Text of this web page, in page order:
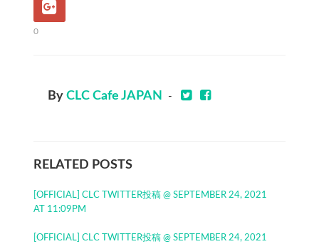
0
By CLC Cafe JAPAN -
RELATED POSTS
[OFFICIAL] CLC TWITTER投稿 @ SEPTEMBER 24, 2021
AT 11:09PM
[OFFICIAL] CLC TWITTER投稿 @ SEPTEMBER 24, 2021